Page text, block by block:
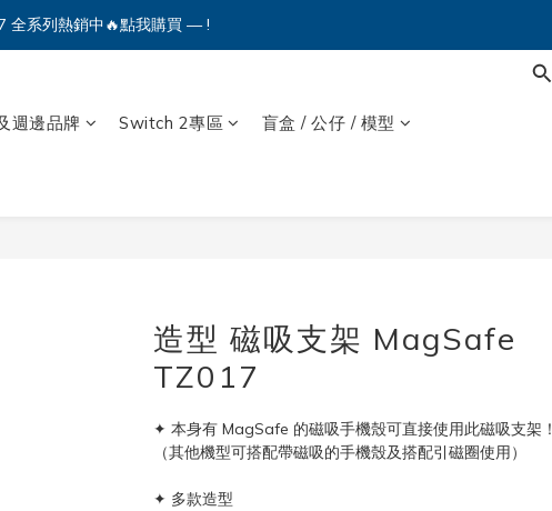
全系列熱銷中🔥點我購買 — !
週邊品牌 Switch 2專區 盲盒 / 公仔 / 模型
造型 磁吸支架 MagSafe
TZ017
✦ 本身有 MagSafe 的磁吸手機殼可直接使用此磁吸支架！
（其他機型可搭配帶磁吸的手機殼及搭配引磁圈使用）
✦ 多款造型